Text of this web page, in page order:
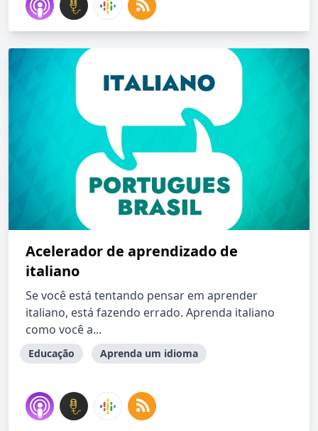
Acelerador de aprendizado de
italiano
Se você está tentando pensar em aprender
italiano, está fazendo errado. Aprenda italiano
como você a...
Educação Aprenda um idioma